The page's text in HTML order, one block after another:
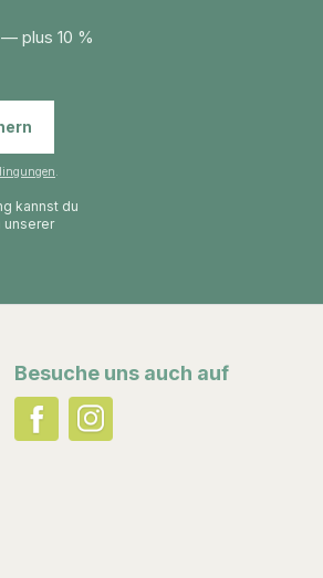
plus 10 %
.
kannst du
unserer
Besuche uns auch auf